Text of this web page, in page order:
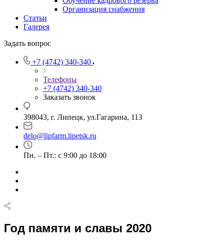
Организация снабжения
Статьи
Галерея
Задать вопрос
+7 (4742) 340-340
Телефоны
+7 (4742) 340-340
Заказать звонок
398043, г. Липецк, ул.Гагарина, 113
delo@lipfarm.lipetsk.ru
Пн. – Пт.: с 9:00 до 18:00
Год памяти и славы 2020